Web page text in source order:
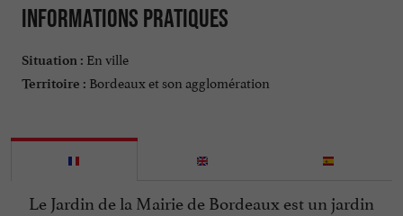
Informations pratiques
Situation : En ville
Territoire : Bordeaux et son agglomération
Le Jardin de la Mairie de Bordeaux est un jardin